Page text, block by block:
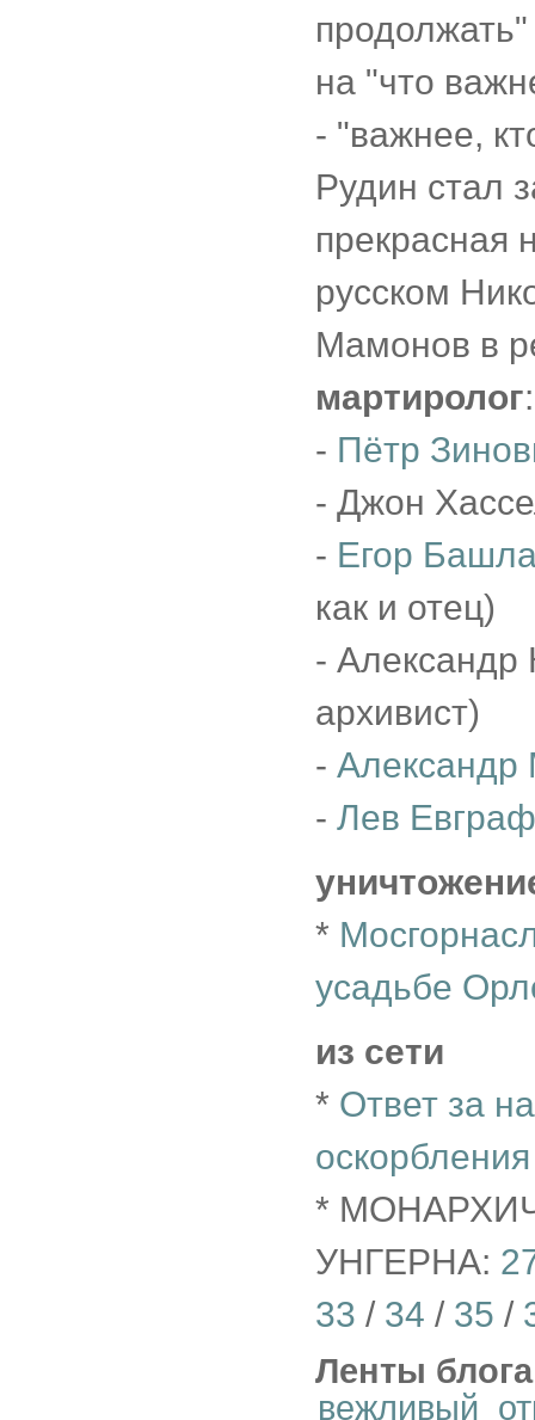
на "что
- "важнее,
Рудин стал
прекрасная
русском
Мамонов в
мартиролог:
- Пётр
- Джон
- Егор
как и отец)
- Александр
архивист)
- Александр
- Лев
*
усадьбе
из сети
* Ответ за
оскорбления
*
УНГЕРНА:
33 / 34 / 35 /
Ленты